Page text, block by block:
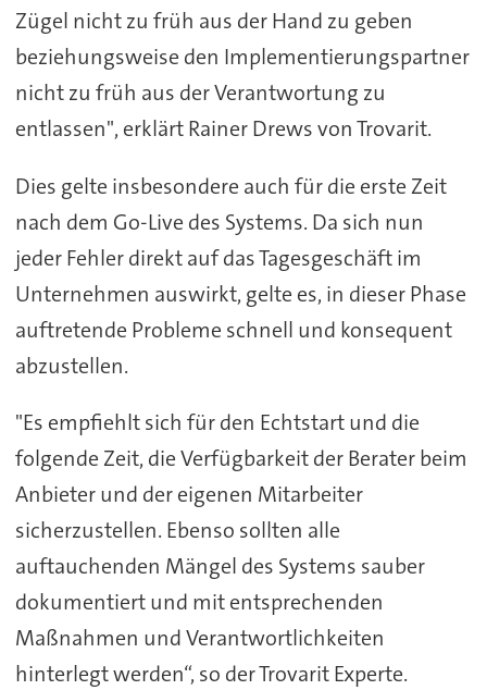
Zügel nicht zu früh aus der Hand zu geben
beziehungsweise den Implementierungspartner
nicht zu früh aus der Verantwortung zu
entlassen", erklärt Rainer Drews von Trovarit.
Dies gelte insbesondere auch für die erste Zeit
nach dem Go-Live des Systems. Da sich nun
jeder Fehler direkt auf das Tagesgeschäft im
Unternehmen auswirkt, gelte es, in dieser Phase
auftretende Probleme schnell und konsequent
abzustellen.
"Es empfiehlt sich für den Echtstart und die
folgende Zeit, die Verfügbarkeit der Berater beim
Anbieter und der eigenen Mitarbeiter
sicherzustellen. Ebenso sollten alle
auftauchenden Mängel des Systems sauber
dokumentiert und mit entsprechenden
Maßnahmen und Verantwortlichkeiten
hinterlegt werden“, so der Trovarit Experte.